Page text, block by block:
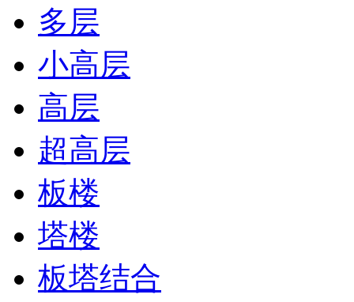
多层
小高层
高层
超高层
板楼
塔楼
板塔结合